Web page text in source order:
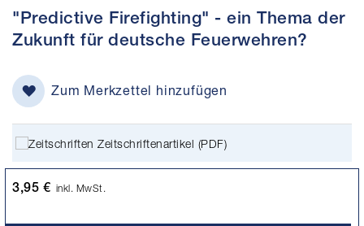
"Predictive Firefighting" - ein Thema der
Zukunft für deutsche Feuerwehren?
Zum Merkzettel hinzufügen
Zeitschriftenartikel (PDF)
3,95 € inkl. MwSt.